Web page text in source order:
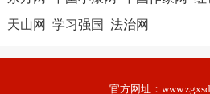
天山网
学习强国 法治网
官方网址：